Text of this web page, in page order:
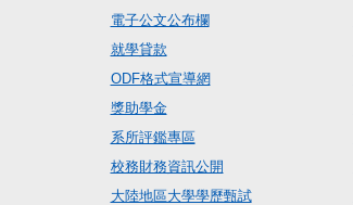
電子公文公布欄
就學貸款
ODF格式宣導網
獎助學金
系所評鑑專區
校務財務資訊公開
大陸地區大學學歷甄試